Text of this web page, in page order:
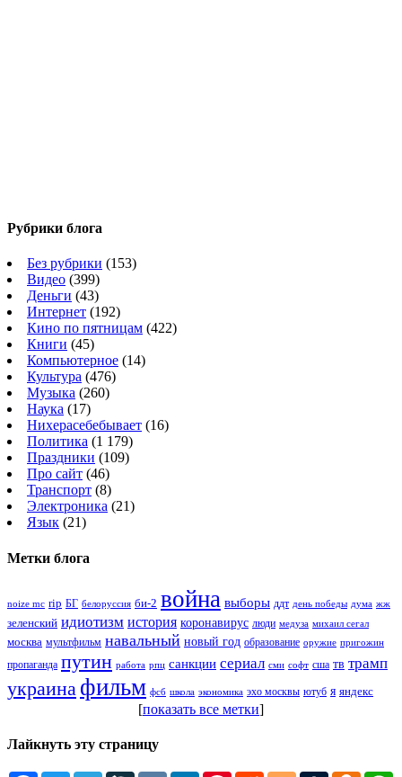
Рубрики блога
Без рубрики (153)
Видео (399)
Деньги (43)
Интернет (192)
Кино по пятницам (422)
Книги (45)
Компьютерное (14)
Культура (476)
Музыка (260)
Наука (17)
Нихерасебебывает (16)
Политика (1 179)
Праздники (109)
Про сайт (46)
Транспорт (8)
Электроника (21)
Язык (21)
Метки блога
noize mc rip БГ белоруссия би-2 война выборы ддт день победы дума жж
зеленский идиотизм история коронавирус люди медуза михаил сегал
москва мультфильм навальный новый год образование оружие пригожин
пропаганда путин работа рпц санкции сериал сми софт сша тв трамп
украина фильм фсб школа экономика эхо москвы ютуб я яндекс
[показать все метки]
Лайкнуть эту страницу